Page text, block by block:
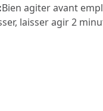
Bien agiter avant
laisser agir 2